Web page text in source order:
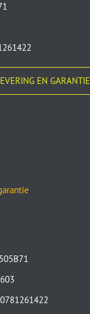
EN GARANTIE